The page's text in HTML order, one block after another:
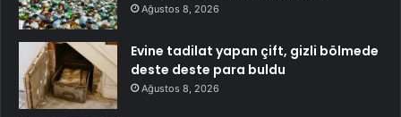
Ağustos 8, 2026
Evine tadilat yapan çift, gizli bölmede
deste deste para buldu
Ağustos 8, 2026